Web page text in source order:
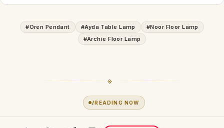
#Oren Pendant #Ayda Table Lamp #Noor Floor Lamp
#Archie Floor Lamp
※
1READING NOW